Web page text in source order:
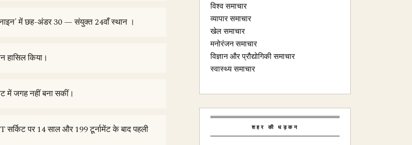
नाइन' में छह-अंडर 30 — संयुक्त 24वाँ स्थान ।
किया।
में जगह नहीं बना सकीं।
पर 14 साल और 199 टूर्नामेंट के बाद पहली
विश्व समाचार
व्यापार समाचार
खेल समाचार
मनोरंजन समाचार
विज्ञान और प्रौद्योगिकी समाचार
स्वास्थ्य समाचार
शहर की धड़कन